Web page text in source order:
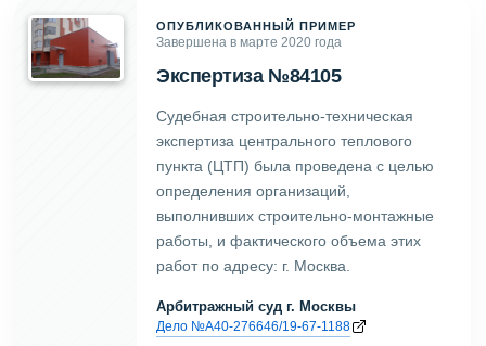
ОПУБЛИКОВАННЫЙ ПРИМЕР
Завершена в марте 2020 года
Экспертиза №84105
Судебная строительно-техническая
экспертиза центрального теплового
пункта (ЦТП) была проведена с целью
определения организаций,
выполнивших строительно-монтажные
работы, и фактического объема этих
работ по адресу: г. Москва.
Арбитражный суд г. Москвы
Дело №А40-276646/19-67-1188